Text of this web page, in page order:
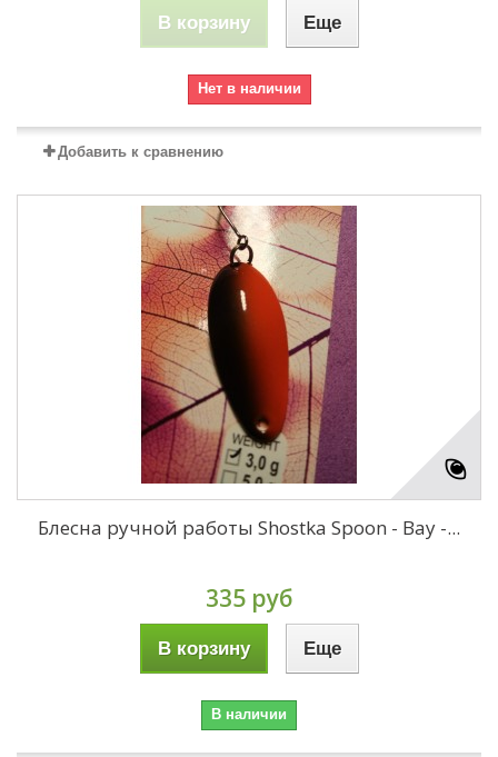
В корзину Еще
Нет в наличии
Добавить к сравнению
Блесна ручной работы Shostka Spoon - Bay -...
335 руб
В корзину Еще
В наличии